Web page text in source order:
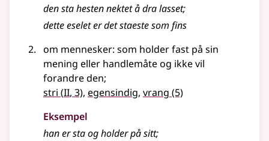
den sta hesten nektet å dra lasset;
dette eselet er det staeste som fins
om mennesker: som holder fast på sin
mening eller handlemåte og ikke vil
forandre den;
stri (2
II, 3), egensindig, vrang (5)
Eksempel
han erstaog holder på sitt;